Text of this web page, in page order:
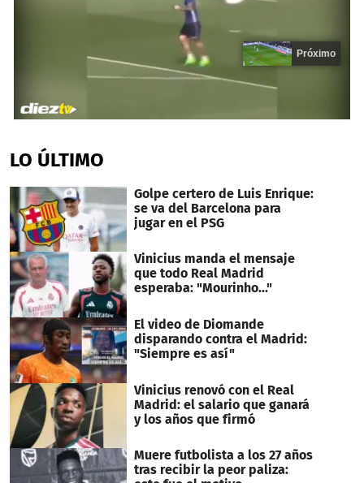
of
20
Próximo
LO ÚLTIMO
Golpe certero de Luis Enrique:
se va del Barcelona para
jugar en el PSG
Vinicius manda el mensaje
que todo Real Madrid
esperaba: "Mourinho..."
El video de Diomande
disparando contra el Madrid:
"Siempre es así"
Vinicius renovó con el Real
Madrid: el salario que ganará
y los años que firmó
Muere futbolista a los 27 años
tras recibir la peor paliza: